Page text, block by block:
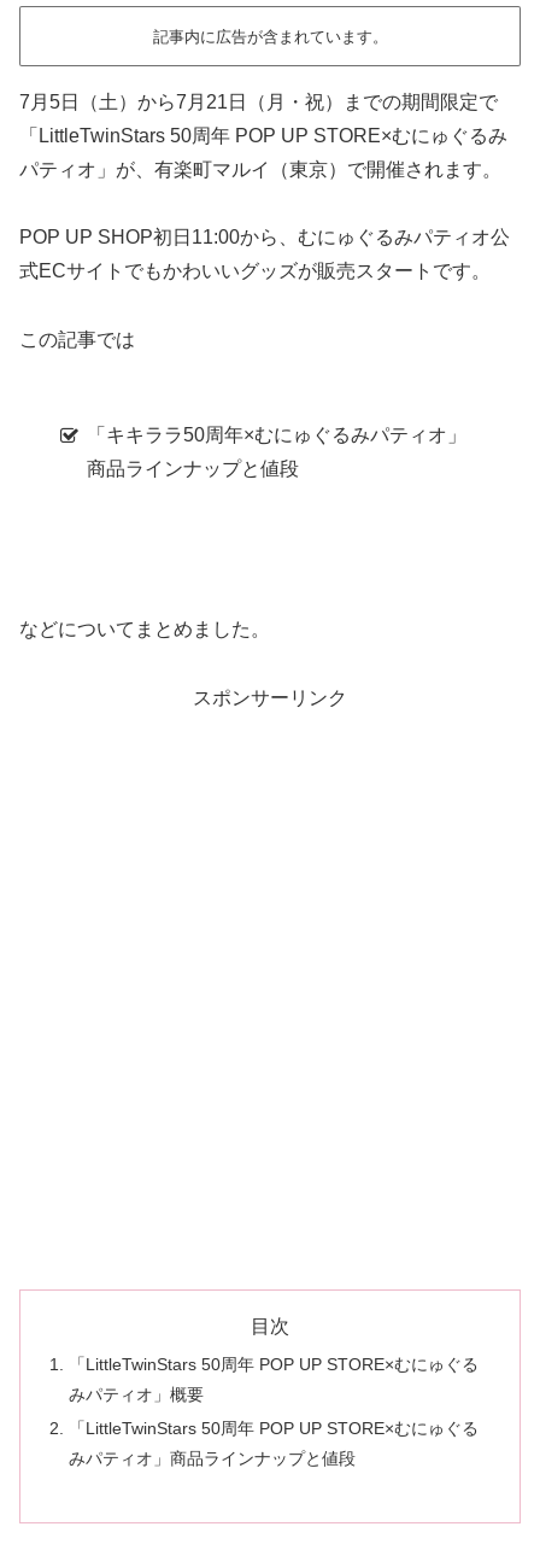
記事内に広告が含まれています。
7月5日（土）から7月21日（月・祝）までの期間限定で
「LittleTwinStars 50周年 POP UP STORE×むにゅぐるみ
パティオ」が、有楽町マルイ（東京）で開催されます。
POP UP SHOP初日11:00から、むにゅぐるみパティオ公
式ECサイトでもかわいいグッズが販売スタートです。
この記事では
「キキララ50周年×むにゅぐるみパティオ」
商品ラインナップと値段
などについてまとめました。
スポンサーリンク
目次
「LittleTwinStars 50周年 POP UP STORE×むにゅぐる
みパティオ」概要
「LittleTwinStars 50周年 POP UP STORE×むにゅぐる
みパティオ」商品ラインナップと値段